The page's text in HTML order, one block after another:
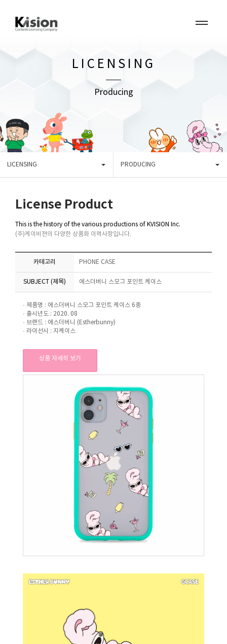
LICENSING
Producing
LICENSING PRODUCING
License Product
This is the history of the various productions of KVISION Inc.
(주)케이비젼의 다양한 상품화 이력사항입니다.
카테고리 PHONE CASE
SUBJECT (제목) 에스더버니 스모그 포인트 케이스
· 제품명 : 에스더버니 스모그 포인트 케이스 6종
· 출시년도 : 2020. 08
· 브랜드 : 에스더버니 (Estherbunny)
· 라이선시 : 지케이스
상품 자세히 보기